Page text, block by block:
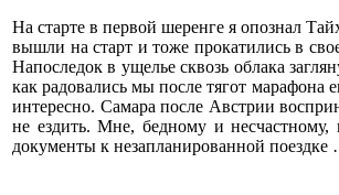
На старте в первой шеренге я опознал
вышли на старт и тоже прокатились в
Напоследок в ущелье сквозь облака
как радовались мы после тягот марафона
интересно. Самара после Австрии
не ездить. Мне, бедному и несчастному,
документы к незапланированной